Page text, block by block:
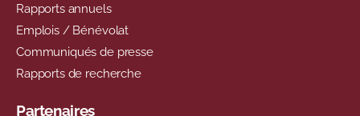
Rapports annuels
Emplois / Bénévolat
Communiqués de presse
Rapports de recherche
Partenaires